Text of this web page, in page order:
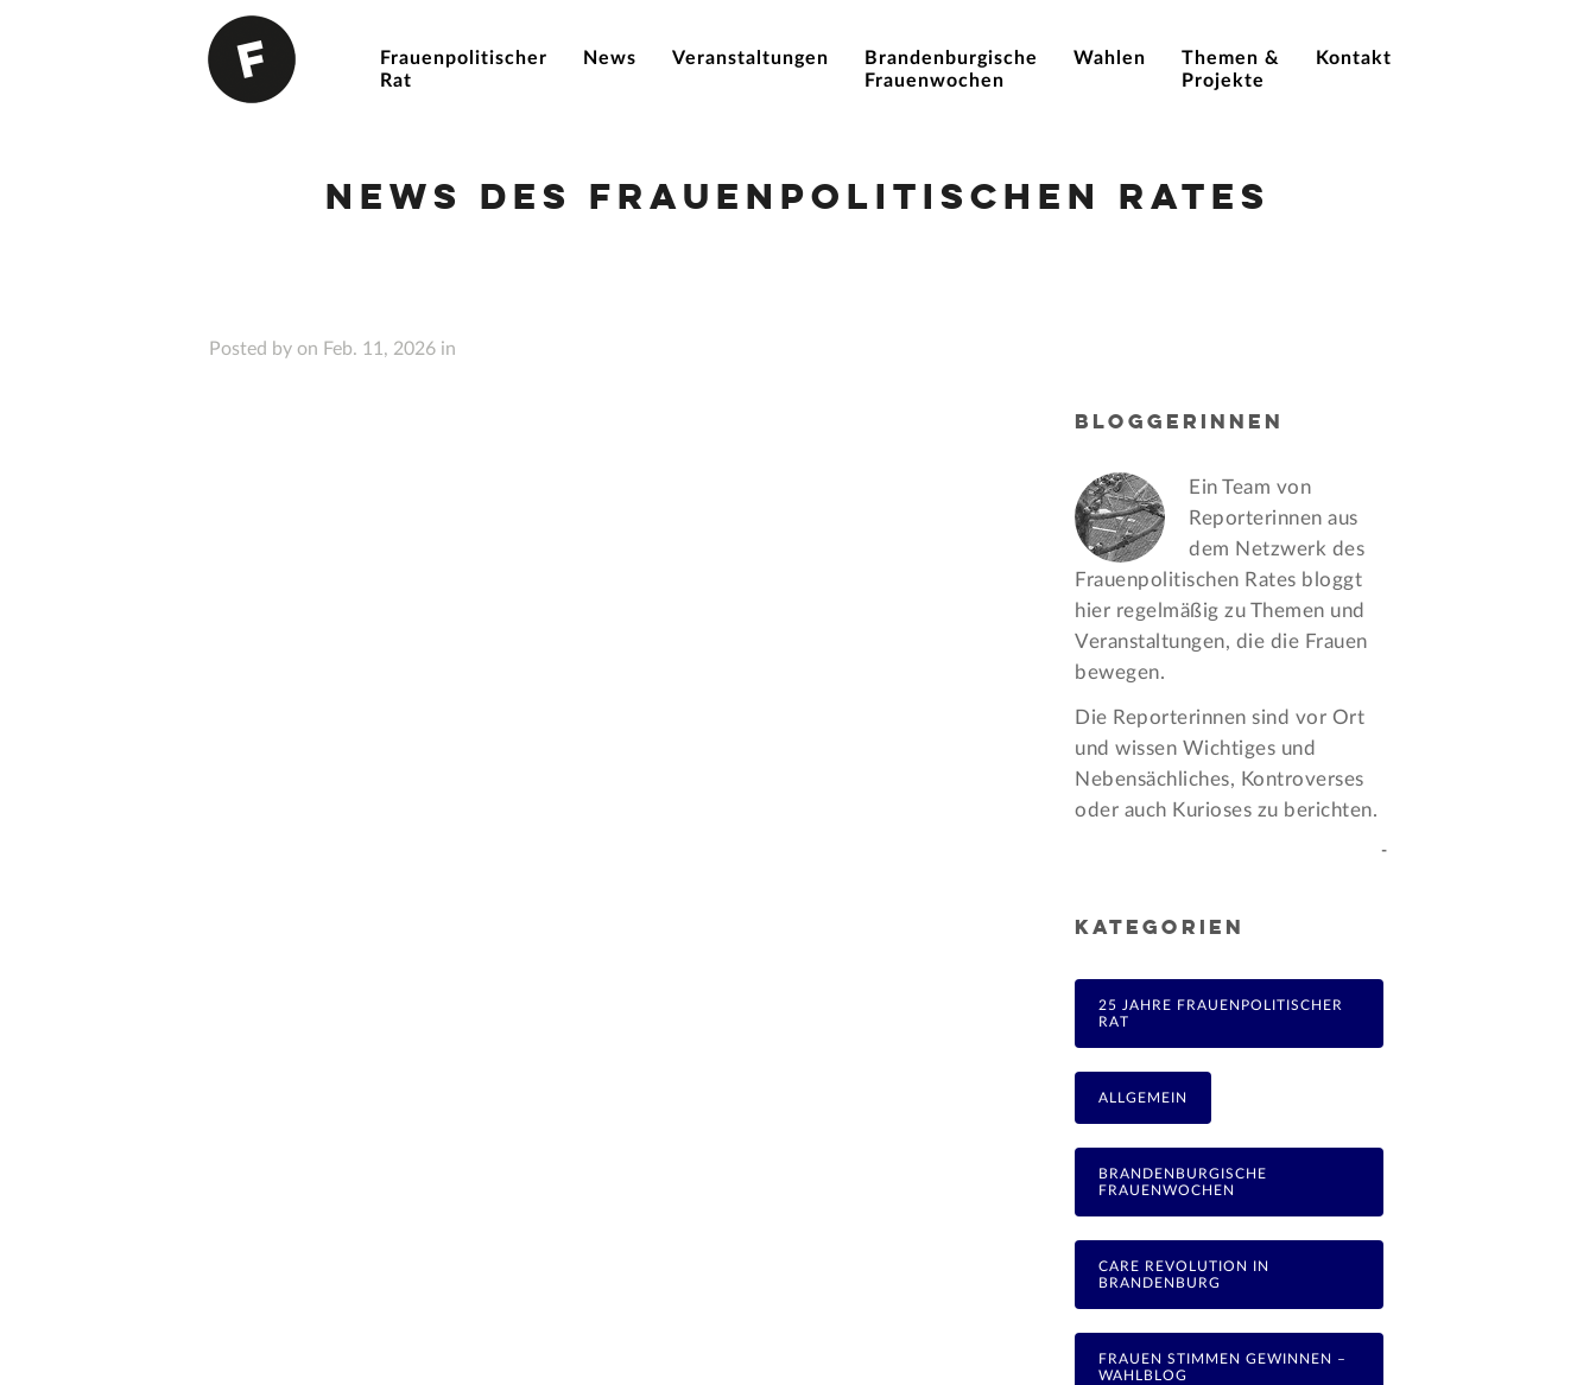
Frauenpolitischer
Rat
News Veranstaltungen
Brandenburgische
Frauenwochen
Wahlen
Themen &
Projekte
Kontakt
News des Frauenpolitischen Rates
Posted by on Feb. 11, 2026 in
BLOGGERINNEN
Ein Team von
Reporterinnen aus
dem Netzwerk des
Frauen­politischen Rates bloggt
hier regelmäßig zu Themen und
Veran­staltungen, die die Frauen
bewegen.
Die Reporterinnen sind vor Ort
und wissen Wichtiges und
Nebensächliches, Kontroverses
oder auch Kurioses zu berichten.
-
KATEGORIEN
25 JAHRE FRAUENPOLITISCHER
RAT
ALLGEMEIN
BRANDENBURGISCHE
FRAUENWOCHEN
CARE REVOLUTION IN
BRANDENBURG
FRAUEN STIMMEN GEWINNEN –
WAHLBLOG